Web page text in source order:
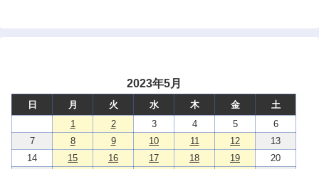
2023年5月
日 月 火 水 木 金
土
1
2 3 4 5
6
7
8 9 10 11 12
13
14
15 16 17 18 19
20